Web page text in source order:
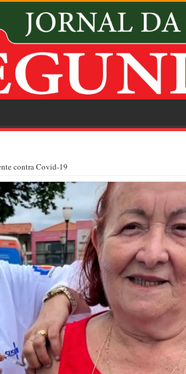
contra Covid-19